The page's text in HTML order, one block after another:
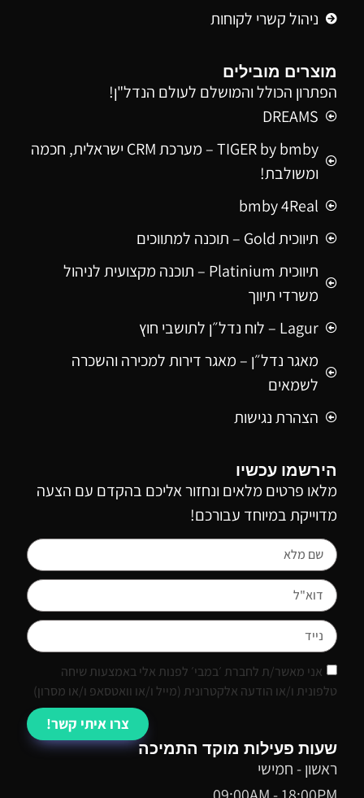
ניהול קשרי לקוחות
מוצרים מובילים
הפתרון הכולל והמושלם לעולם הנדל"ן!
DREAMS
TIGER by bmby – מערכת CRM ישראלית, חכמה
ומשולבת!
bmby 4Real
תיווכית Gold – תוכנה למתווכים
תיווכית Platinium – תוכנה מקצועית לניהול
משרדי תיווך
Lagur – לוח נדל״ן לתושבי חוץ
מאגר נדל״ן – מאגר דירות למכירה והשכרה
לשמאים
הצהרת נגישות
הירשמו עכשיו
מלאו פרטים מלאים ונחזור אליכם בהקדם עם הצעה
מדוייקת במיוחד עבורכם!
אני מאשר/ת לחברת ׳במבי׳ לפנות אלי באמצעות שיחה
טלפונית ו/או הודעה אלקטרונית (מייל ו/או וואטסאפ ו/או מסרון)
צרו איתי קשר!
שעות פעילות מוקד התמיכה
ראשון - חמישי